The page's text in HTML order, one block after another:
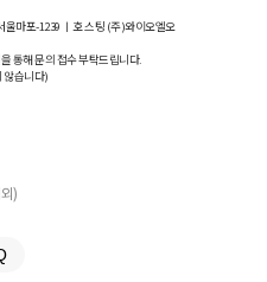
울마포-1239 ㅣ 호스팅 (주)와이오엘오
통해 문의 접수 부탁드립니다.
않습니다)
)